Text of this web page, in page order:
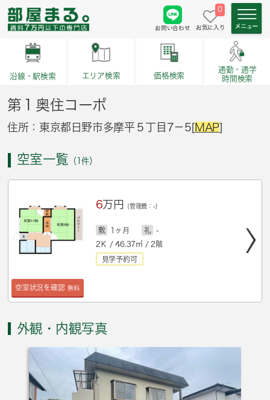
お問い合わせ
0
お気に入り
沿線・駅検索 エリア検索 価格検索
通勤・通学
時間検索
第１奥住コーポ
住所：東京都日野市多摩平５丁目7－5[MAP]
空室一覧 （1件）
空室状況を確認 無料
6万円 (管理費：-)
敷 1ヶ月 礼
-
2Ｋ / 46.37㎡ / 2階
見学予約可
外観・内観写真